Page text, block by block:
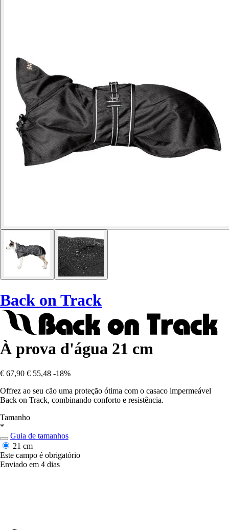
Back on Track
À prova d'água 21 cm
€ 67,90 € 55,48 -18%
Offrez ao seu cão uma proteção ótima com o casaco impermeável
Back on Track, combinando conforto e resistência.
Tamanho
*
Guia de tamanhos
21 cm
Este campo é obrigatório
Enviado em 4 dias